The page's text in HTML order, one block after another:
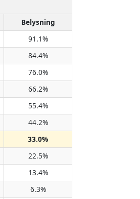
Belysning
91.1%
84.4%
76.0%
66.2%
55.4%
44.2%
33.0%
22.5%
13.4%
6.3%